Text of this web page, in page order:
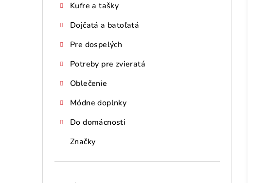
Kufre a tašky
Dojčatá a batoľatá
Pre dospelých
Potreby pre zvieratá
Oblečenie
Módne doplnky
Do domácnosti
Značky